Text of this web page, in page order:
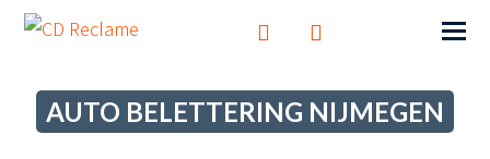
AUTO BELETTERING NIJMEGEN